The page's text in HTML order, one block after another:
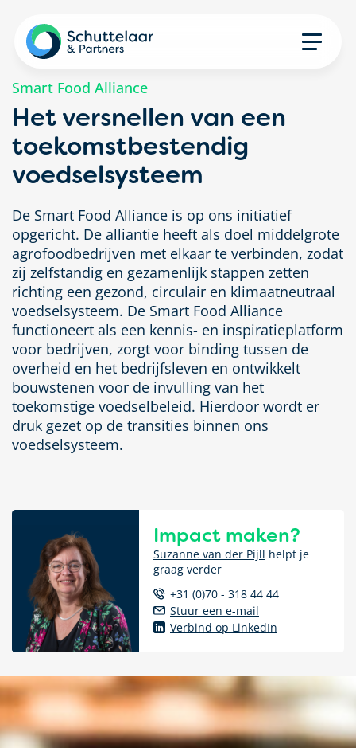
Smart Food Alliance
Het versnellen van een
toekomstbestendig
voedselsysteem
De Smart Food Alliance is op ons initiatief
opgericht. De alliantie heeft als doel middelgrote
agrofoodbedrijven met elkaar te verbinden, zodat
zij zelfstandig en gezamenlijk stappen zetten
richting een gezond, circulair en klimaatneutraal
voedselsysteem. De Smart Food Alliance
functioneert als een kennis- en inspiratieplatform
voor bedrijven, zorgt voor binding tussen de
overheid en het bedrijfsleven en ontwikkelt
bouwstenen voor de invulling van het
toekomstige voedselbeleid. Hierdoor wordt er
druk gezet op de transities binnen ons
voedselsysteem.
Impact maken?
Suzanne van der Pijll helpt je
graag verder
+31 (0)70 - 318 44 44
Stuur een e-mail
Verbind op LinkedIn